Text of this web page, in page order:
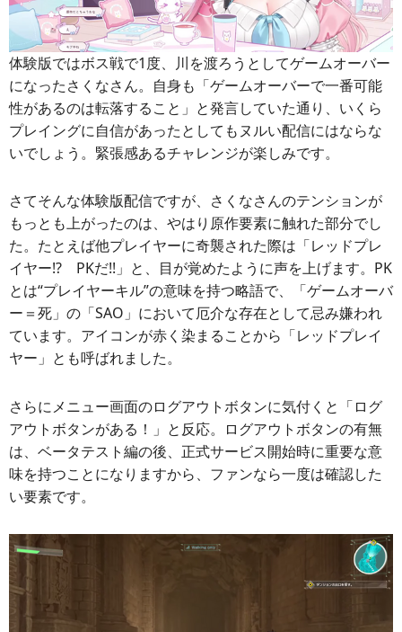
体験版ではボス戦で1度、川を渡ろうとしてゲームオーバー
になったさくなさん。自身も「ゲームオーバーで一番可能
性があるのは転落すること」と発言していた通り、いくら
プレイングに自信があったとしてもヌルい配信にはならな
いでしょう。緊張感あるチャレンジが楽しみです。
さてそんな体験版配信ですが、さくなさんのテンションが
もっとも上がったのは、やはり原作要素に触れた部分でし
た。たとえば他プレイヤーに奇襲された際は「レッドプレ
イヤー!? PKだ!!」と、目が覚めたように声を上げます。PK
とは“プレイヤーキル”の意味を持つ略語で、「ゲームオーバ
ー＝死」の「SAO」において厄介な存在として忌み嫌われ
ています。アイコンが赤く染まることから「レッドプレイ
ヤー」とも呼ばれました。
さらにメニュー画面のログアウトボタンに気付くと「ログ
アウトボタンがある！」と反応。ログアウトボタンの有無
は、ベータテスト編の後、正式サービス開始時に重要な意
味を持つことになりますから、ファンなら一度は確認した
い要素です。